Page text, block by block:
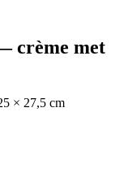
crème met
× 27,5 cm